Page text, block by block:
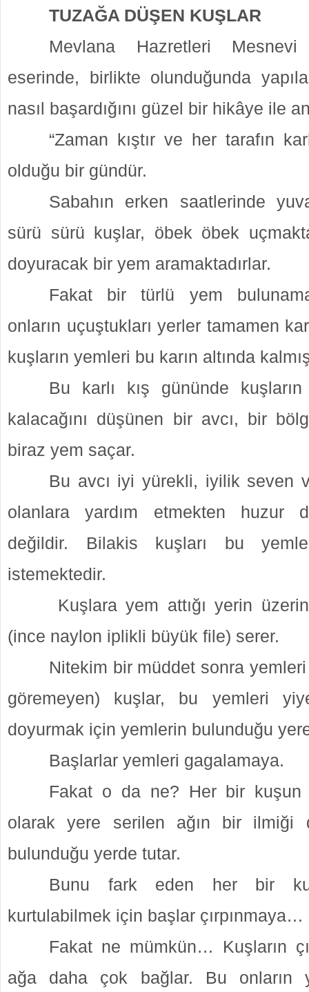
TUZAĞA DÜŞEN KUŞLAR
Mevlana Hazretleri Mesnevi
eserinde, birlikte olunduğunda
nasıl başardığını güzel bir hikâye ile
“Zaman kıştır ve her tarafın
olduğu bir gündür.
Sabahın erken saatlerinde
sürü sürü kuşlar, öbek öbek
doyuracak bir yem aramaktadırlar.
Fakat bir türlü yem
onların uçuştukları yerler tamamen
kuşların yemleri bu karın altında
Bu karlı kış gününde
kalacağını düşünen bir avcı, bir
biraz yem saçar.
Bu avcı iyi yürekli, iyilik seven
olanlara yardım etmekten huzur
değildir. Bilakis kuşları bu
istemektedir.
Kuşlara yem attığı yerin
(ince naylon iplikli büyük file) serer.
Nitekim bir müddet sonra
göremeyen) kuşlar, bu yemleri
doyurmak için yemlerin bulunduğu
Başlarlar yemleri gagalamaya.
Fakat o da ne? Her bir kuşun
olarak yere serilen ağın bir ilmiği
bulunduğu yerde tutar.
Bunu fark eden her bir
kurtulabilmek için başlar çırpınmaya…
Fakat ne mümkün… Kuşların
ağa daha çok bağlar. Bu onların